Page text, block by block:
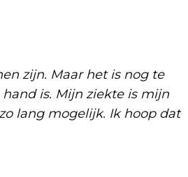
zijn. Maar het is nog te
is. Mijn ziekte is mijn
lang mogelijk. Ik hoop dat